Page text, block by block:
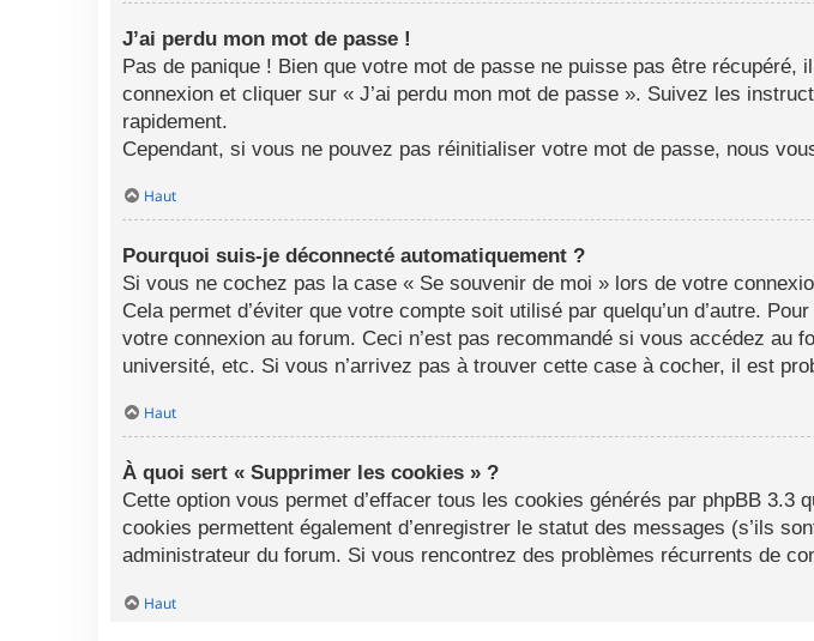
J’ai perdu mon mot de passe !
Pas de panique ! Bien que votre mot de passe ne puisse pas être
connexion et cliquer sur « J’ai perdu mon mot de passe ». Suivez les
rapidement.
Cependant, si vous ne pouvez pas réinitialiser votre mot de passe, nous
Haut
Pourquoi suis-je déconnecté automatiquement ?
Si vous ne cochez pas la case « Se souvenir de moi » lors de votre
Cela permet d’éviter que votre compte soit utilisé par quelqu’un d’autre.
votre connexion au forum. Ceci n’est pas recommandé si vous accédez
université, etc. Si vous n’arrivez pas à trouver cette case à cocher, il est
Haut
À quoi sert « Supprimer les cookies » ?
Cette option vous permet d’effacer tous les cookies générés par phpBB
cookies permettent également d’enregistrer le statut des messages (s’ils
administrateur du forum. Si vous rencontrez des problèmes récurrents de
Haut